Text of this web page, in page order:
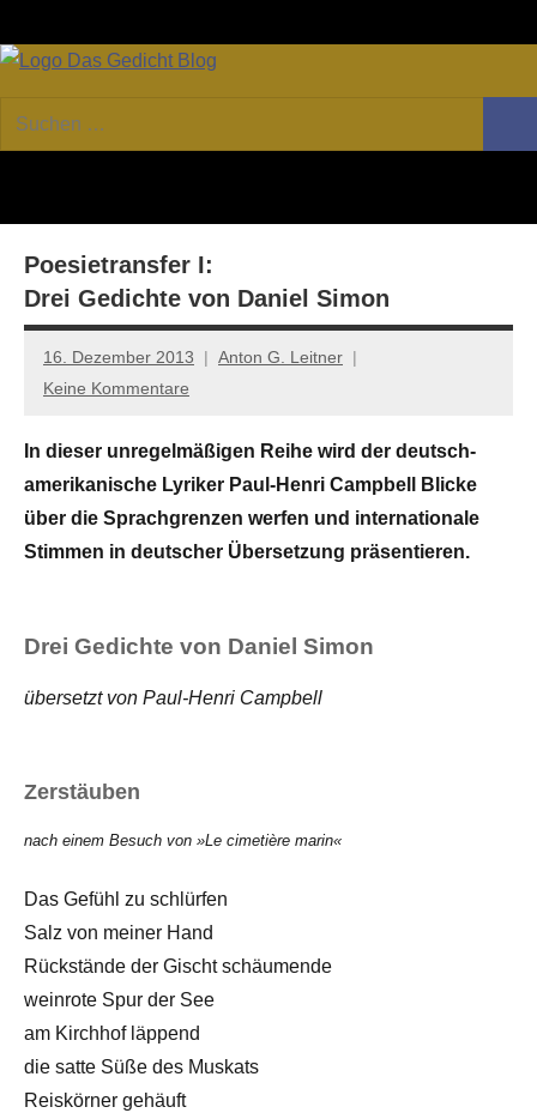
Inhalt
GEDICHT
Forum
von
Lyrik,
Essay
Suchen
nach:
Poesietransfer I:
Drei Gedichte von Daniel Simon
16. Dezember 2013
Anton G. Leitner
Keine Kommentare
In dieser unregelmäßigen Reihe wird der deutsch-
amerikanische Lyriker Paul-Henri Campbell Blicke
über die Sprachgrenzen werfen und internationale
Stimmen in deutscher Übersetzung präsentieren.
Drei Gedichte von Daniel Simon
übersetzt von Paul-Henri Campbell
Zerstäuben
nach einem Besuch von »Le cimetière marin«
Das Gefühl zu schlürfen
Salz von meiner Hand
Rückstände der Gischt schäumende
weinrote Spur der See
am Kirchhof läppend
die satte Süße des Muskats
Reiskörner gehäuft